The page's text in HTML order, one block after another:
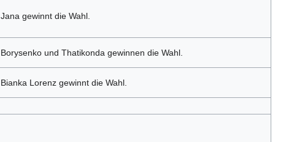
Jana gewinnt die Wahl.
Borysenko und Thatikonda gewinnen die Wahl.
Bianka Lorenz gewinnt die Wahl.